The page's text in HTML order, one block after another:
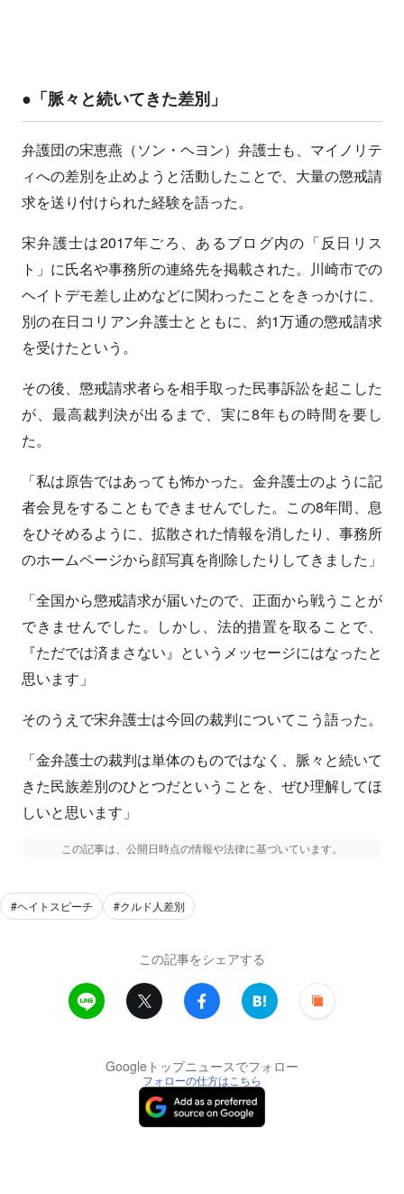
●「脈々と続いてきた差別」
弁護団の宋恵燕（ソン・ヘヨン）弁護士も、マイノリテ
ィへの差別を止めようと活動したことで、大量の懲戒請
求を送り付けられた経験を語った。
宋弁護士は2017年ごろ、あるブログ内の「反日リス
ト」に氏名や事務所の連絡先を掲載された。川崎市での
ヘイトデモ差し止めなどに関わったことをきっかけに、
別の在日コリアン弁護士とともに、約1万通の懲戒請求
を受けたという。
その後、懲戒請求者らを相手取った民事訴訟を起こした
が、最高裁判決が出るまで、実に8年もの時間を要し
た。
「私は原告ではあっても怖かった。金弁護士のように記
者会見をすることもできませんでした。この8年間、息
をひそめるように、拡散された情報を消したり、事務所
のホームページから顔写真を削除したりしてきました」
「全国から懲戒請求が届いたので、正面から戦うことが
できませんでした。しかし、法的措置を取ることで、
『ただでは済まさない』というメッセージにはなったと
思います」
そのうえで宋弁護士は今回の裁判についてこう語った。
「金弁護士の裁判は単体のものではなく、脈々と続いて
きた民族差別のひとつだということを、ぜひ理解してほ
しいと思います」
この記事は、公開日時点の情報や法律に基づいています。
#ヘイトスピーチ #クルド人差別
この記事をシェアする
Googleトップニュースでフォロー
フォローの仕方はこちら